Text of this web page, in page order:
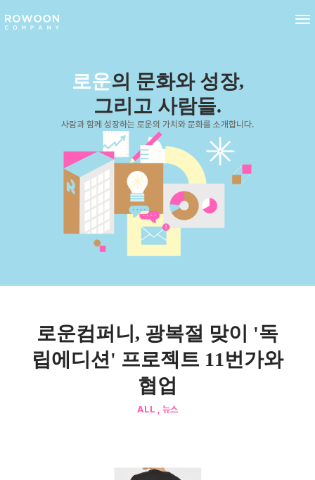
로운의 문화와 성장,
그리고 사람들.
사람과 함께 성장하는 로운의 가치와 문화를 소개합니다.
로운컴퍼니, 광복절 맞이 '독
립에디션' 프로젝트 11번가와
협업
ALL , 뉴스